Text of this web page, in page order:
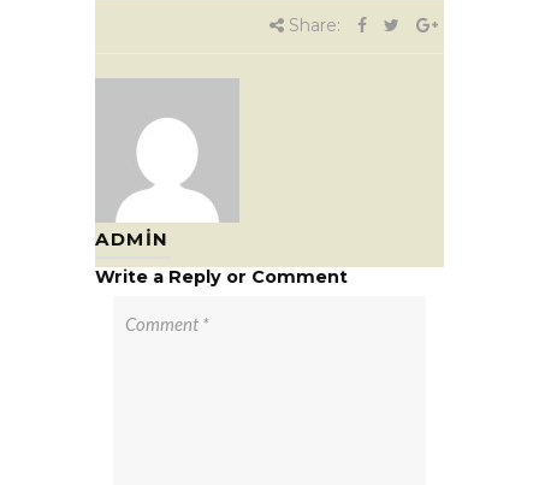
Share:
ADMIN
Write a Reply or Comment